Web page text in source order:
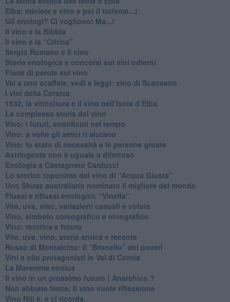
Elba: miniere e vino e poi il turismo...!
​Gli enologi? Ci vogliono! Ma...!
​Il vino e la Bibbia
​Il vino e la “Critica”
Sergio Romano e il vino
​Storia enologica e concorsi sui vini odierni
Fiumi di parole sul vino
​Vai a uno scaffale, vedi e leggi: vino di Scansano
​I vini della Corsica
​1932, la viticoltura e il vino nell’Isola d’Elba
​La complessa storia del vino
​Vino: i futuri, stratificati nel tempo
Vino: a volte gli amici ti aiutano
Vino: lo stato di necessità e le persone giuste
​Astringente non è uguale a difettoso
Enologia a Castagneto Carducci
Lo storico toponimo del vino di “Acqua Giusta”
Uno Shiraz australiano nominato il migliore del mondo
​Flussi e riflussi enologici: “Vinella”
Vite, uva, vino, variazioni casuali e volute
Vino, simbolo coreografico e etnografico
​Vino: retorica e futuro
​Vite, uva, vino, storia antica e recente
​Rosso di Montalcino: il “Brunello” dei poveri
Vini e olio protagonisti in Val di Cornia
​La Maremma enoica
Il vino in un prossimo futuro ! Anarchico ?
​Non abbiate fretta; Il vino vuole riflessione
​Vino Niji è, e ci ricorda.